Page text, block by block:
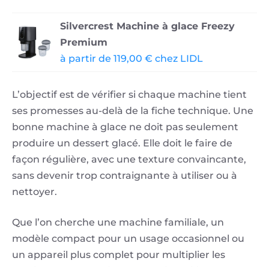
Silvercrest Machine à glace Freezy
Premium
à partir de 119,00 € chez LIDL
L’objectif est de vérifier si chaque machine tient
ses promesses au-delà de la fiche technique. Une
bonne machine à glace ne doit pas seulement
produire un dessert glacé. Elle doit le faire de
façon régulière, avec une texture convaincante,
sans devenir trop contraignante à utiliser ou à
nettoyer.
Que l’on cherche une machine familiale, un
modèle compact pour un usage occasionnel ou
un appareil plus complet pour multiplier les